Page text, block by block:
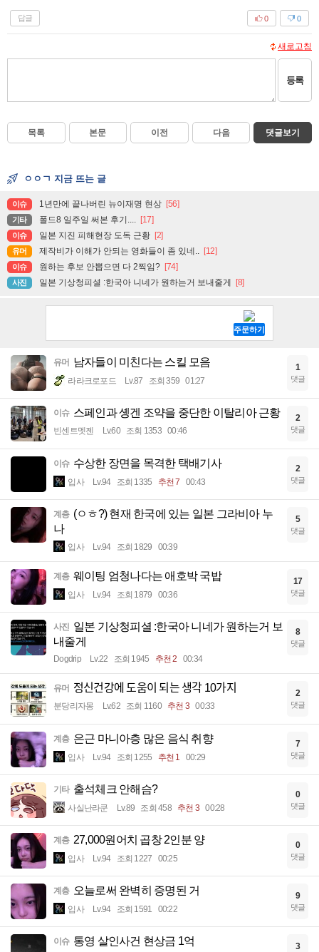
답글 0
0
새로고침
등록
목록 본문 이전 다음 댓글보기
ㅇㅇㄱ 지금 뜨는 글
이슈 1년만에 끝나버린 뉴이재명 현상 [56]
기타 폴드8 일주일 써본 후기.... [17]
이슈 일본 지진 피해현장 도독 근황 [2]
유머 제작비가 이해가 안되는 영화들이 좀 있네.. [12]
이슈 원하는 후보 안뽑으면 다 2찍임? [74]
사진 일본 기상청피셜 :한국아 니네가 원하는거 보내줄게 [8]
유머 남자들이 미친다는 스킬 모음
라라크로포드 Lv.87 조회 359 01:27
1
댓글
이슈 스페인과 솅겐 조약을 중단한 이탈리아 근황
빈센트멧젠 Lv.60 조회 1353 00:46
2
댓글
이슈 수상한 장면을 목격한 택배기사
입사 Lv.94 조회 1335 추천 7 00:43
2
댓글
계층 (ㅇㅎ?) 현재 한국에 있는 일본 그라비아 누
나
입사 Lv.94 조회 1829 00:39
5
댓글
계층 웨이팅 엄청나다는 애호박 국밥
입사 Lv.94 조회 1879 00:36
17
댓글
사진 일본 기상청피셜 :한국아 니네가 원하는거 보
내줄게
Dogdrip Lv.22 조회 1945 추천 2 00:34
8
댓글
유머 정신건강에 도움이 되는 생각 10가지
분당리자몽 Lv.62 조회 1160 추천 3 00:33
2
댓글
계층 은근 마니아층 많은 음식 취향
입사 Lv.94 조회 1255 추천 1 00:29
7
댓글
기타 출석체크 안해슴?
사실난라쿤 Lv.89 조회 458 추천 3 00:28
0
댓글
계층 27,000원어치 곱창 2인분 양
입사 Lv.94 조회 1227 00:25
0
댓글
계층 오늘로써 완벽히 증명된 거
입사 Lv.94 조회 1591 00:22
9
댓글
이슈 통영 살인사건 현상금 1억 3